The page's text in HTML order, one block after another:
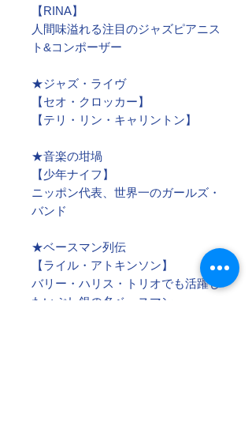
【RINA】
人間味溢れる注目のジャズピアニス
ト&コンポーザー
★ジャズ・ライヴ
【セオ・クロッカー】
【テリ・リン・キャリントン】
★音楽の坩堝
【少年ナイフ】
ニッポン代表、世界一のガールズ・
バンド
★ベースマン列伝
【ライル・アトキンソン】
バリー・ハリス・トリオでも活躍し
たいぶし銀の名ベースマン